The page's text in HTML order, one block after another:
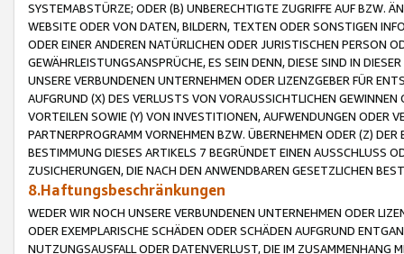
SYSTEMABSTÜRZE; ODER (B) UNBERECHTIGTE ZUGRIFFE AUF BZW.
WEBSITE ODER VON DATEN, BILDERN, TEXTEN ODER SONSTIGEN
ODER EINER ANDEREN NATÜRLICHEN ODER JURISTISCHEN PERSON
GEWÄHRLEISTUNGSANSPRÜCHE, ES SEIN DENN, DIESE SIND IN
UNSERE VERBUNDENEN UNTERNEHMEN ODER LIZENZGEBER FÜR
AUFGRUND (X) DES VERLUSTS VON VORAUSSICHTLICHEN
VORTEILEN SOWIE (Y) VON INVESTITIONEN, AUFWENDUNGEN ODER
PARTNERPROGRAMM VORNEHMEN BZW. ÜBERNEHMEN ODER (Z)
BESTIMMUNG DIESES ARTIKELS 7 BEGRÜNDET EINEN AUSSCHLUSS
ZUSICHERUNGEN, DIE NACH DEN ANWENDBAREN GESETZLICHEN
8.Haftungsbeschränkungen
WEDER WIR NOCH UNSERE VERBUNDENEN UNTERNEHMEN ODER
ODER EXEMPLARISCHE SCHÄDEN ODER SCHÄDEN AUFGRUND
NUTZUNGSAUSFALL ODER DATENVERLUST, DIE IM ZUSAMMENHANG